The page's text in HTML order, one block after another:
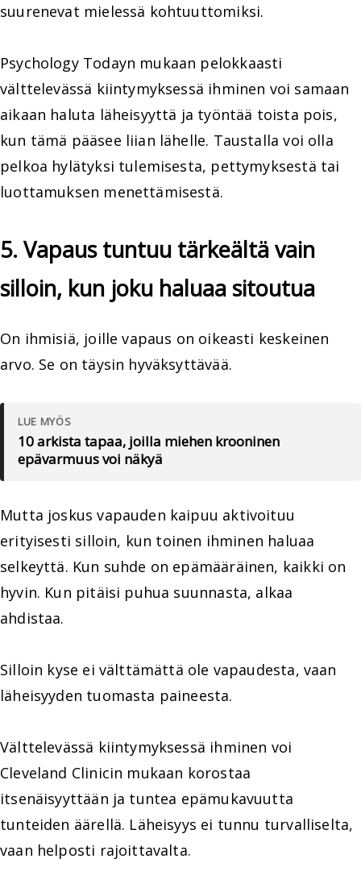
suurenevat mielessä kohtuuttomiksi.
Psychology Todayn mukaan pelokkaasti
välttelevässä kiintymyksessä ihminen voi samaan
aikaan haluta läheisyyttä ja työntää toista pois,
kun tämä pääsee liian lähelle. Taustalla voi olla
pelkoa hylätyksi tulemisesta, pettymyksestä tai
luottamuksen menettämisestä.
5. Vapaus tuntuu tärkeältä vain
silloin, kun joku haluaa sitoutua
On ihmisiä, joille vapaus on oikeasti keskeinen
arvo. Se on täysin hyväksyttävää.
LUE MYÖS
10 arkista tapaa, joilla miehen krooninen
epävarmuus voi näkyä
Mutta joskus vapauden kaipuu aktivoituu
erityisesti silloin, kun toinen ihminen haluaa
selkeyttä. Kun suhde on epämääräinen, kaikki on
hyvin. Kun pitäisi puhua suunnasta, alkaa
ahdistaa.
Silloin kyse ei välttämättä ole vapaudesta, vaan
läheisyyden tuomasta paineesta.
Välttelevässä kiintymyksessä ihminen voi
Cleveland Clinicin mukaan korostaa
itsenäisyyttään ja tuntea epämukavuutta
tunteiden äärellä. Läheisyys ei tunnu turvalliselta,
vaan helposti rajoittavalta.